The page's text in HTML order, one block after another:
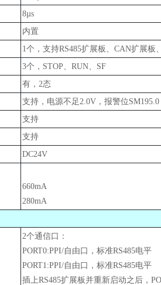
8µs
内置
1个，支持RS485扩展板、CAN扩展板
3个，STOP、RUN、SF
有，2态
支持，电源不足2.0V，报警位SM195.0
支持
支持
DC24V
660mA
280mA
2个通信口：
PORT0:PPI/自由口，标准RS485电平
PORT1:PPI/自由口，标准RS485电平
插上RS485扩展板并重新启动之后，